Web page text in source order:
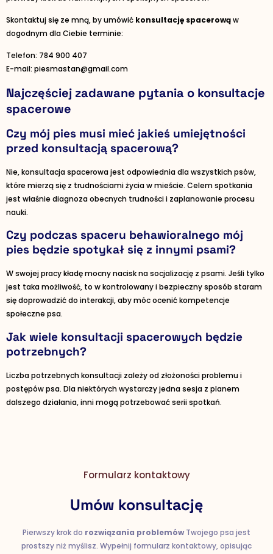
Skontaktuj się ze mną, by umówić konsultację spacerowąw
dogodnym dla Ciebie terminie:
Telefon: 784 900 407
E-mail: piesmastan@gmail.com
Najczęściej zadawane pytania o konsultacje
spacerowe
Czy mój pies musi mieć jakieś umiejętności
przed konsultacją spacerową?
Nie, konsultacja spacerowa jest odpowiednia dla wszystkich psów,
które mierzą się z trudnościami życia w mieście. Celem spotkania
jest właśnie diagnoza obecnych trudności i zaplanowanie procesu
nauki.
Czy podczas spaceru behawioralnego mój
pies będzie spotykał się z innymi psami?
W swojej pracy kładę mocny nacisk na socjalizację z psami. Jeśli tylko
jest taka możliwość, to w kontrolowany i bezpieczny sposób staram
się doprowadzić do interakcji, aby móc ocenić kompetencje
społeczne psa.
Jak wiele konsultacji spacerowych będzie
potrzebnych?
Liczba potrzebnych konsultacji zależy od złożoności problemu i
postępów psa. Dla niektórych wystarczy jedna sesja z planem
dalszego działania, inni mogą potrzebować serii spotkań.
Formularz kontaktowy
Umów konsultację
Pierwszy krok do rozwiązania problemówTwojego psa jest
prostszy niż myślisz. Wypełnij formularz kontaktowy, opisując